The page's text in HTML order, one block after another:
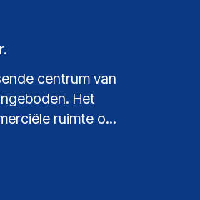
centrum van
Het
ruimte o...